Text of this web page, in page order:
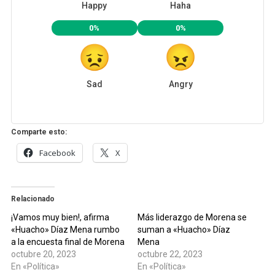
Happy Haha
0%
Sad
0%
Angry
Comparte esto:
Facebook X
Relacionado
¡Vamos muy bien!, afirma
«Huacho» Díaz Mena rumbo
a la encuesta final de Morena
octubre 20, 2023
En «Política»
Más liderazgo de Morena se
suman a «Huacho» Díaz
Mena
octubre 22, 2023
En «Política»